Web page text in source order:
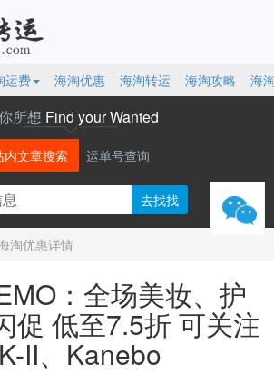
运费 海淘优惠 海淘转运 海淘攻略 海
所想 Find your Wanted
内文章搜索 运单号查询
淘优惠详情
：全场美妆、护
促 低至7.5折 可关注
II、Kanebo